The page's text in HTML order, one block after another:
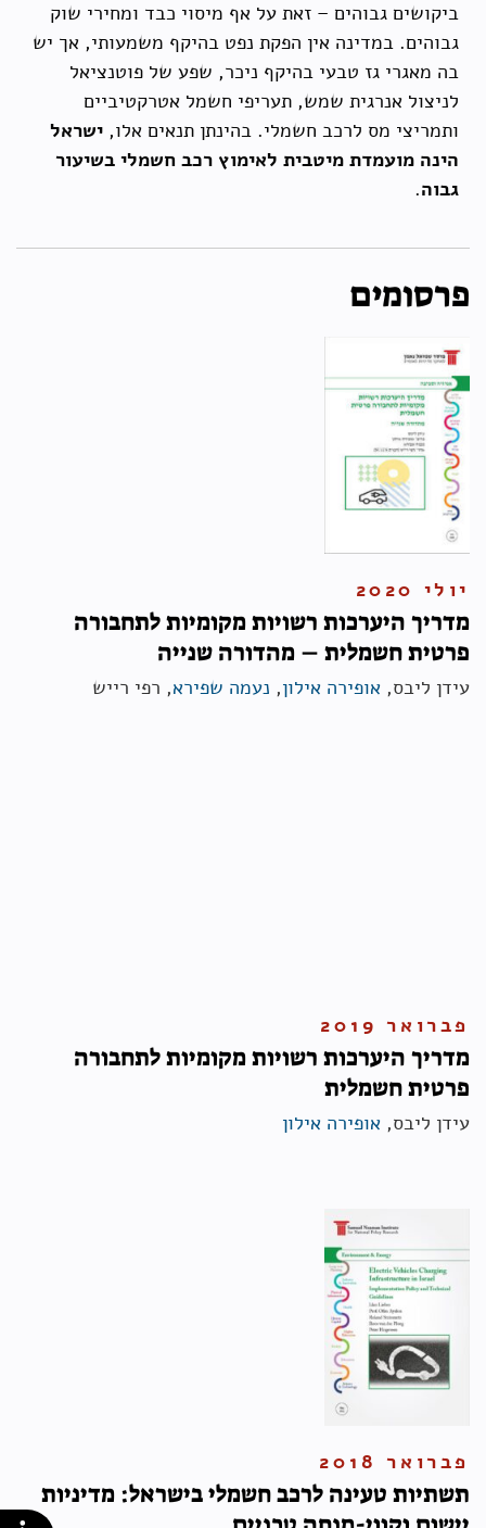
ביקושים גבוהים – זאת על אף מיסוי כבד ומחירי שוק
גבוהים. במדינה אין הפקת נפט בהיקף משמעותי, אך יש
בה מאגרי גז טבעי בהיקף ניכר, שפע של פוטנציאל
לניצול אנרגית שמש, תעריפי חשמל אטרקטיביים
ותמריצי מס לרכב חשמלי. בהינתן תנאים אלו, ישראל
הינה מועמדת מיטבית לאימוץ רכב חשמלי בשיעור
גבוה.
פרסומים
יולי 2020
מדריך היערכות רשויות מקומיות לתחבורה
פרטית חשמלית – מהדורה שנייה
עידן ליבס, אופירה אילון, נעמה שפירא, רפי רייש
פברואר 2019
מדריך היערכות רשויות מקומיות לתחבורה
פרטית חשמלית
עידן ליבס, אופירה אילון
פברואר 2018
תשתיות טעינה לרכב חשמלי בישראל: מדיניות